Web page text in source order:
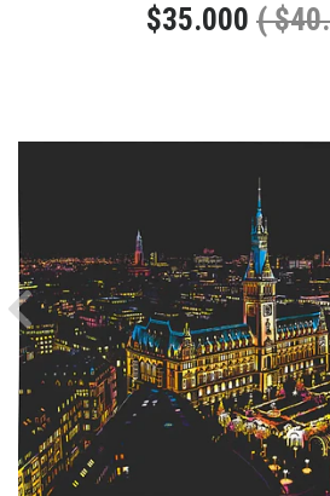
$35.000 (
Previous